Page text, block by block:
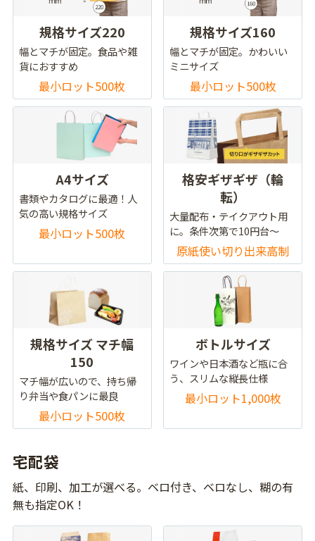
規格サイズ220
幅とマチが固定。食品や雑
貨におすすめ
最小ロット500枚
規格サイズ160
幅とマチが固定。かわいい
ミニサイズ
最小ロット500枚
A4サイズ
書類やカタログに最適！人
気の高い規格サイズ
最小ロット500枚
格安ギザギザ（輪
転）
大量配布・テイクアウト用
に。条件次第で10円台～
原紙使い切り出来高制
規格サイズ マチ幅
150
マチ幅が広いので、持ち帰
り弁当や食パンに最良
最小ロット500枚
ボトルサイズ
ワインや日本酒など瓶に合
う、スリムな縦長仕様
最小ロット1,000枚
宅配袋
紙、印刷、加工が選べる。ベロ付き、ベロなし、糊の有
無も指定OK！